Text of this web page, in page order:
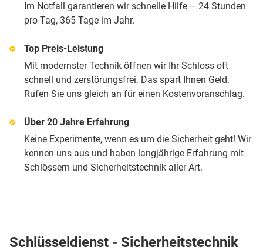
Im Notfall garantieren wir schnelle Hilfe – 24 Stunden
pro Tag, 365 Tage im Jahr.
Top Preis-Leistung
Mit modernster Technik öffnen wir Ihr Schloss oft
schnell und zerstörungsfrei. Das spart Ihnen Geld.
Rufen Sie uns gleich an für einen Kostenvoranschlag.
Über 20 Jahre Erfahrung
Keine Experimente, wenn es um die Sicherheit geht! Wir
kennen uns aus und haben langjährige Erfahrung mit
Schlössern und Sicherheitstechnik aller Art.
Schlüsseldienst - Sicherheitstechnik